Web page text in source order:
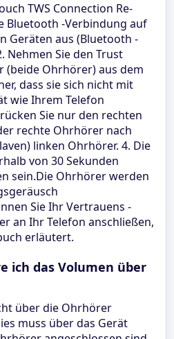
TWS Connection Re-
Bluetooth -Verbindung auf
Geräten aus (Bluetooth -
Nehmen Sie den Trust
(beide Ohrhörer) aus dem
dass sie sich nicht mit
wie Ihrem Telefon
Sie nur den rechten
rechte Ohrhörer nach
linken Ohrhörer. 4. Die
von 30 Sekunden
sein.Die Ohrhörer werden
Sie Ihr Vertrauens -
an Ihr Telefon anschließen,
erläutert.
ich das Volumen über
über die Ohrhörer
muss über das Gerät